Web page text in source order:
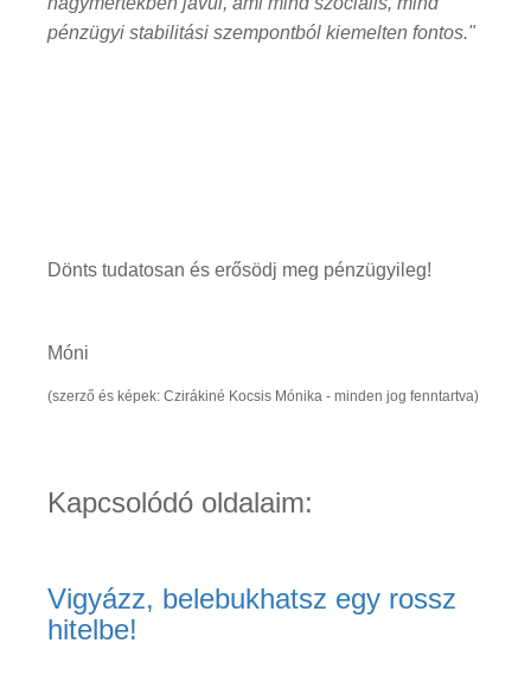
pénzügyi stabilitási szempontból kiemelten fontos."
Dönts tudatosan és erősödj meg pénzügyileg!
Móni
(szerző és képek: Czirákiné Kocsis Mónika - minden jog fenntartva)
Kapcsolódó oldalaim:
Vigyázz, belebukhatsz egy rossz
hitelbe!